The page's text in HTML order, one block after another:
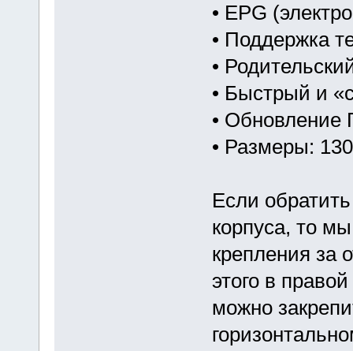
• EPG
• Поддержка
•
• Быстрый и
• Обновление
• Размеры:
Если
корпуса, то
крепления за
этого в
можно